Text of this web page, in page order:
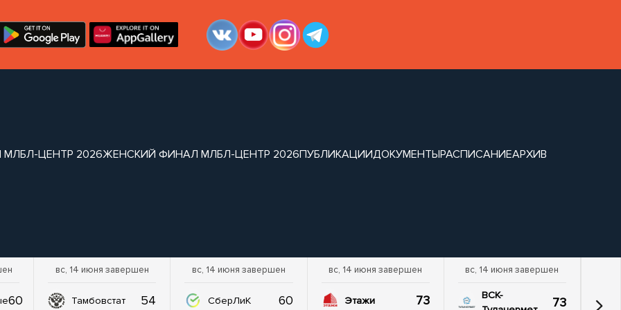
ЦЕНТР 2026ЖЕНСКИЙ ФИНАЛ МЛБЛ-ЦЕНТР 2026ПУБЛИКАЦИИДОКУМЕНТЫРАСПИСАНИЕАРХИВ
60
вс, 14 июня завершен
Тамбовстат 54
вс, 14 июня завершен
СберЛиК 60
вс, 14 июня завершен
Этажи 73
вс, 14 июня завершен
ВСК-
73